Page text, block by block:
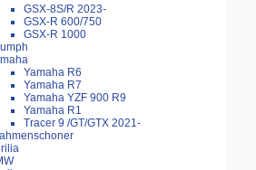
GSX-8S/R 2023-
GSX-R 600/750
GSX-R 1000
Yamaha R6
Yamaha R7
Yamaha YZF 900 R9
Yamaha R1
Tracer 9 /GT/GTX 2021-